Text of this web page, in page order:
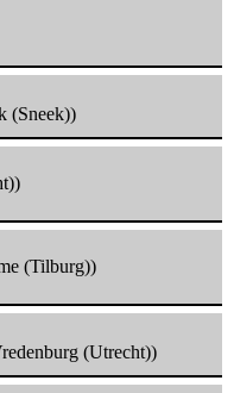
(Sneek))
(Tilburg))
(Utrecht))